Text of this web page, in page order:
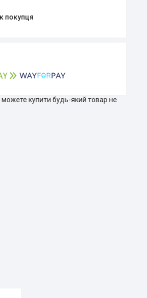
покупця
можете купити будь-який товар не